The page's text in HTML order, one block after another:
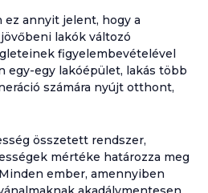
annyit jelent, hogy a
lakók változó
figyelembevételével
egy-egy lakóépület, lakás több
számára nyújt otthont,
összetett rendszer,
mértéke határozza meg
ember, amennyiben